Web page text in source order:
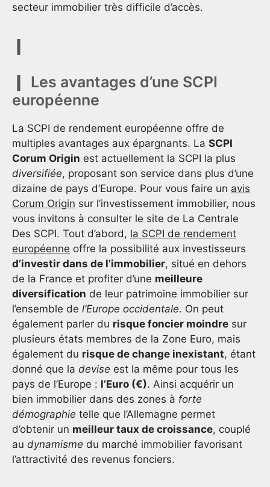
secteur immobilier très difficile d’accès.
Les avantages d’une SCPI
européenne
La SCPI de rendement européenne offre de
multiples avantages aux épargnants. La SCPI
Corum Origin est actuellement la SCPI la plus
diversifiée, proposant son service dans plus d’une
dizaine de pays d’Europe. Pour vous faire un avis
Corum Origin sur l’investissement immobilier, nous
vous invitons à consulter le site de La Centrale
Des SCPI. Tout d’abord, la SCPI de rendement
européenne offre la possibilité aux investisseurs
d’investir dans de l’immobilier, situé en dehors
de la France et profiter d’une meilleure
diversification de leur patrimoine immobilier sur
l’ensemble de l’Europe occidentale. On peut
également parler du risque foncier moindre sur
plusieurs états membres de la Zone Euro, mais
également du risque de change inexistant, étant
donné que la devise est la même pour tous les
pays de l’Europe : l’Euro (€). Ainsi acquérir un
bien immobilier dans des zones à forte
démographie telle que l’Allemagne permet
d’obtenir un meilleur taux de croissance, couplé
au dynamisme du marché immobilier favorisant
l’attractivité des revenus fonciers.